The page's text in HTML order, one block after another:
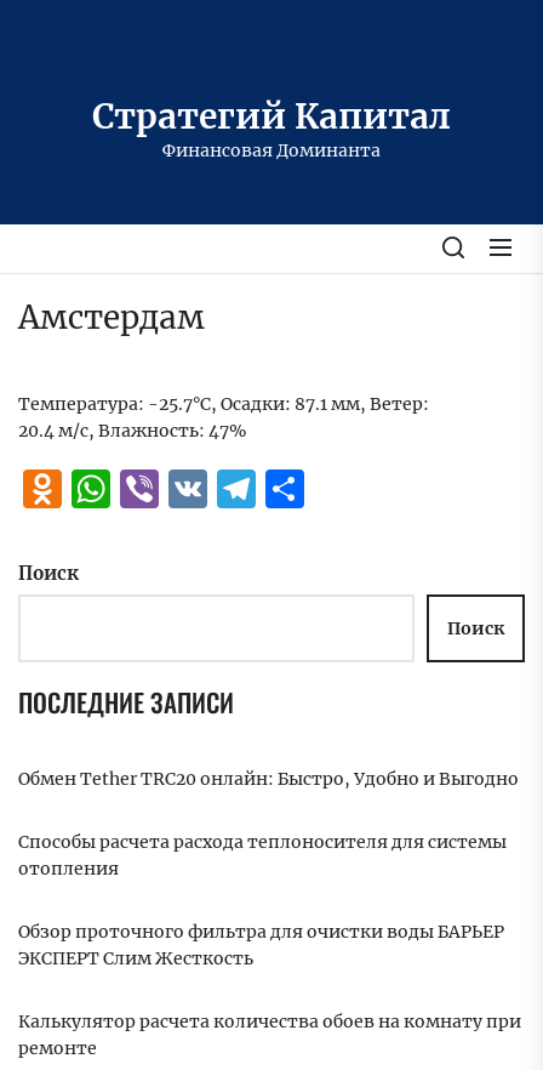
Стратегий Капитал
Финансовая Доминанта
Амстердам
Температура: -25.7°C, Осадки: 87.1 мм, Ветер:
20.4 м/с, Влажность: 47%
Odnoklassniki
WhatsApp
Viber
VK Telegram
Поиск
Поиск
ПОСЛЕДНИЕ ЗАПИСИ
Обмен Tether TRC20 онлайн: Быстро, Удобно и Выгодно
Способы расчета расхода теплоносителя для системы
отопления
Обзор проточного фильтра для очистки воды БАРЬЕР
ЭКСПЕРТ Слим Жесткость
Калькулятор расчета количества обоев на комнату при
ремонте